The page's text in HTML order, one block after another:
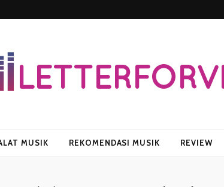
MUSIK REKOMENDASI MUSIK REVIEW